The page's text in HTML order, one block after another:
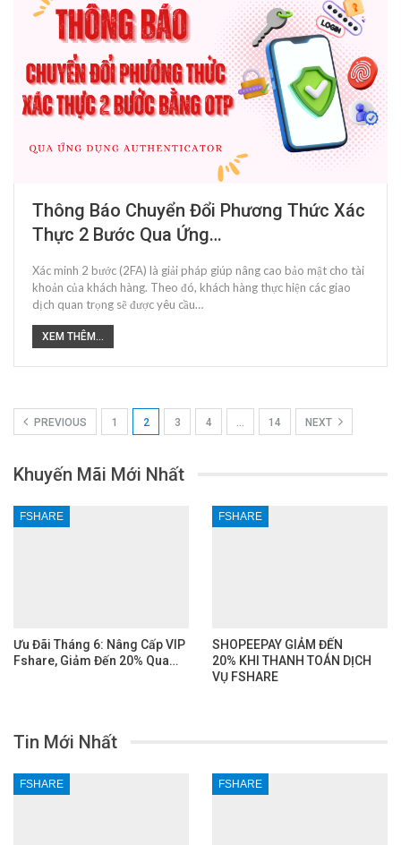
Thông Báo Chuyển Đổi Phương Thức Xác
Thực 2 Bước Qua Ứng…
Xác minh 2 bước (2FA) là giải pháp giúp nâng cao bảo mật cho tài
khoản của khách hàng. Theo đó, khách hàng thực hiện các giao
dịch quan trọng sẽ được yêu cầu…
XEM THÊM...
PREVIOUS 1 2 3 4 … 14 NEXT
Khuyến Mãi Mới Nhất
FSHARE
Ưu Đãi Tháng 6: Nâng Cấp VIP
Fshare, Giảm Đến 20% Qua…
FSHARE
SHOPEEPAY GIẢM ĐẾN
20% KHI THANH TOÁN DỊCH
VỤ FSHARE
Tin Mới Nhất
FSHARE FSHARE